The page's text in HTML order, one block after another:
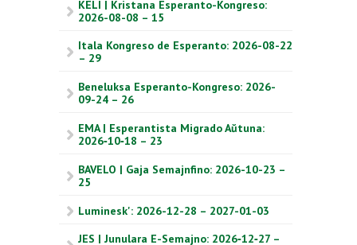
KELI | Kristana Esperanto-Kongreso:
2026-08-08 – 15
Itala Kongreso de Esperanto: 2026-08-22
– 29
Beneluksa Esperanto-Kongreso: 2026-
09-24 – 26
EMA | Esperantista Migrado Aŭtuna:
2026‑10‑18 – 23
BAVELO | Gaja Semajnfino: 2026-10-23 –
25
Luminesk': 2026-12-28 – 2027-01-03
JES | Junulara E-Semajno: 2026‑12‑27 –